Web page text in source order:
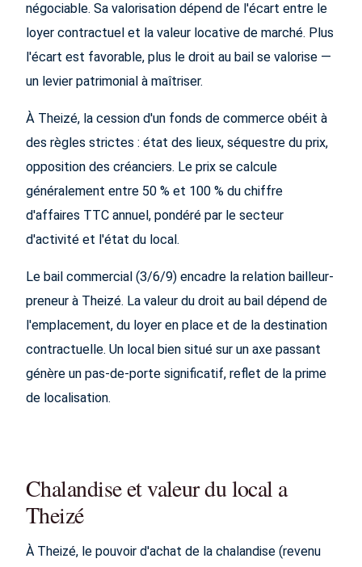
négociable. Sa valorisation dépend de l'écart entre le
loyer contractuel et la valeur locative de marché. Plus
l'écart est favorable, plus le droit au bail se valorise —
un levier patrimonial à maîtriser.
À Theizé, la cession d'un fonds de commerce obéit à
des règles strictes : état des lieux, séquestre du prix,
opposition des créanciers. Le prix se calcule
généralement entre 50 % et 100 % du chiffre
d'affaires TTC annuel, pondéré par le secteur
d'activité et l'état du local.
Le bail commercial (3/6/9) encadre la relation bailleur-
preneur à Theizé. La valeur du droit au bail dépend de
l'emplacement, du loyer en place et de la destination
contractuelle. Un local bien situé sur un axe passant
génère un pas-de-porte significatif, reflet de la prime
de localisation.
Chalandise et valeur du local a
Theizé
À Theizé, le pouvoir d'achat de la chalandise (revenu